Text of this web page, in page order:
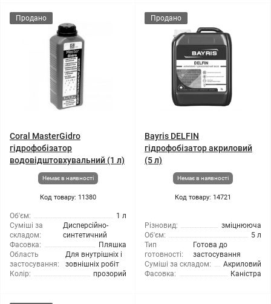
Продано
Coral MasterGidro
гідрофобізатор
водовідштовхувальний (1 л)
Немає в наявності
Код товару: 11380
Об'єм:
1 л
Суміші за
складом:
Дисперсійно-
синтетичний
Фасовка:
Пляшка
Область
застосування:
Для внутрішніх і
зовнішніх робіт
Колір:
прозорий
Продано
Bayris DELFIN
гідрофобізатор акриловий
(5 л)
Немає в наявності
Код товару: 14721
Різновид:
зміцнююча
Об'єм:
5 л
Тип
готовності:
Готова до
застосування
Суміші за складом:
Акриловий
Фасовка:
Каністра